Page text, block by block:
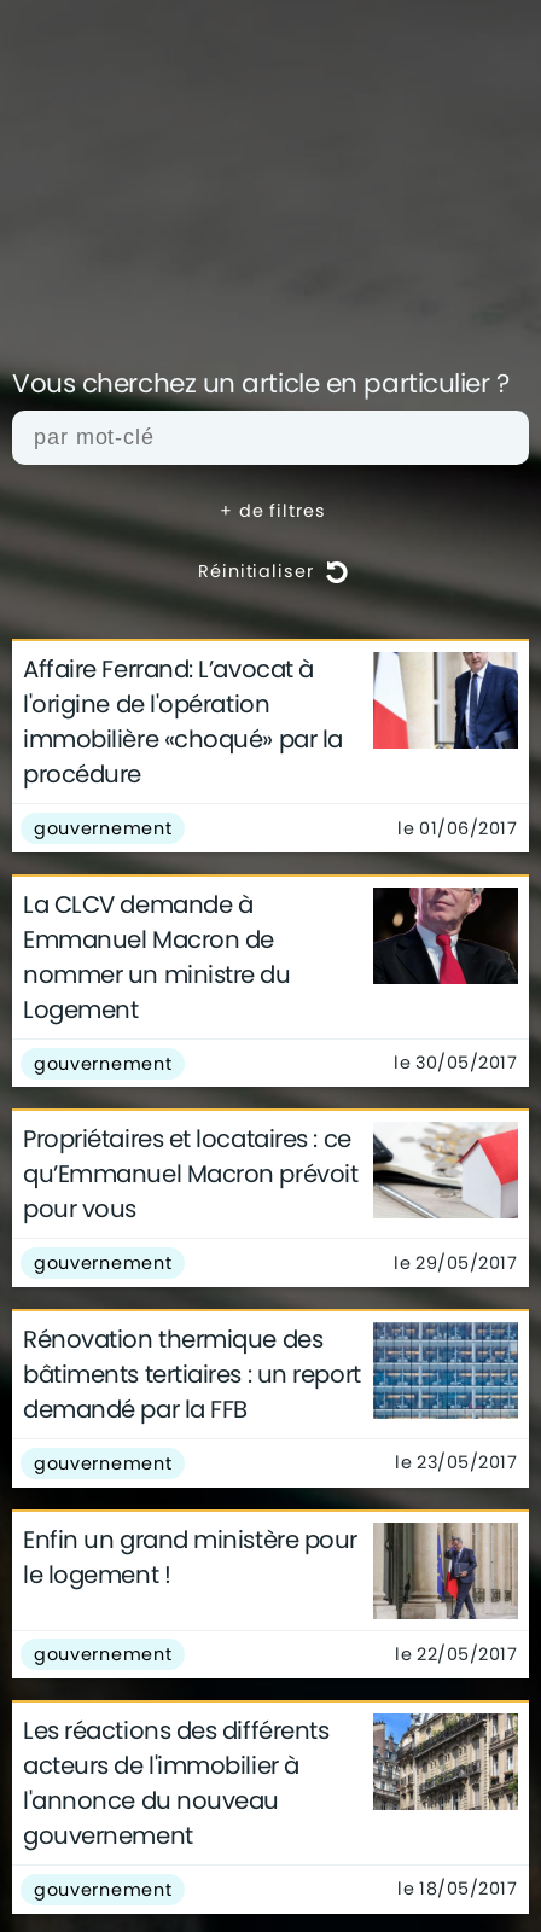
Vous cherchez un article en particulier ?
+ de filtres
Réinitialiser
actualités architecture
archives
conseils
déco finance
gouvernement
infographie
insolite
métier
technologie
Affaire Ferrand: L’avocat à
l'origine de l'opération
immobilière «choqué» par la
procédure
gouvernement le 01/06/2017
La CLCV demande à
Emmanuel Macron de
nommer un ministre du
Logement
gouvernement le 30/05/2017
Propriétaires et locataires : ce
qu’Emmanuel Macron prévoit
pour vous
gouvernement le 29/05/2017
Rénovation thermique des
bâtiments tertiaires : un report
demandé par la FFB
gouvernement le 23/05/2017
Enfin un grand ministère pour
le logement !
gouvernement le 22/05/2017
Les réactions des différents
acteurs de l'immobilier à
l'annonce du nouveau
gouvernement
gouvernement le 18/05/2017